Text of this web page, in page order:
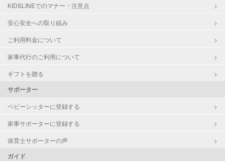
KIDSLINEでのマナー・注意点
安心安全への取り組み
ご利用料金について
家事代行のご利用について
ギフトを贈る
サポーター
ベビーシッターに登録する
家事サポーターに登録する
保育士サポーターの声
ガイド